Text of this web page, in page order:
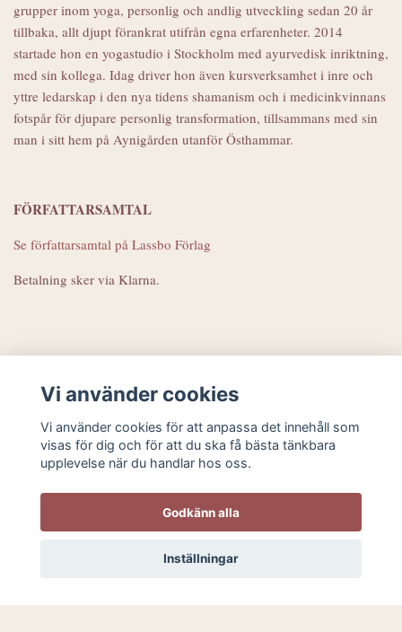
grupper inom yoga, personlig och andlig utveckling sedan 20 år
tillbaka, allt djupt förankrat utifrån egna erfarenheter. 2014
startade hon en yogastudio i Stockholm med ayurvedisk inriktning,
med sin kollega. Idag driver hon även kursverksamhet i inre och
yttre ledarskap i den nya tidens shamanism och i medicinkvinnans
fotspår för djupare personlig transformation, tillsammans med sin
man i sitt hem på Aynigården utanför Östhammar.
FÖRFATTARSAMTAL
Se författarsamtal på Lassbo Förlag
Betalning sker via Klarna.
Köpvillkor
Sociala medier
Vi använder cookies
Vi använder cookies för att anpassa det innehåll som
visas för dig och för att du ska få bästa tänkbara
upplevelse när du handlar hos oss.
Godkänn alla
Inställningar